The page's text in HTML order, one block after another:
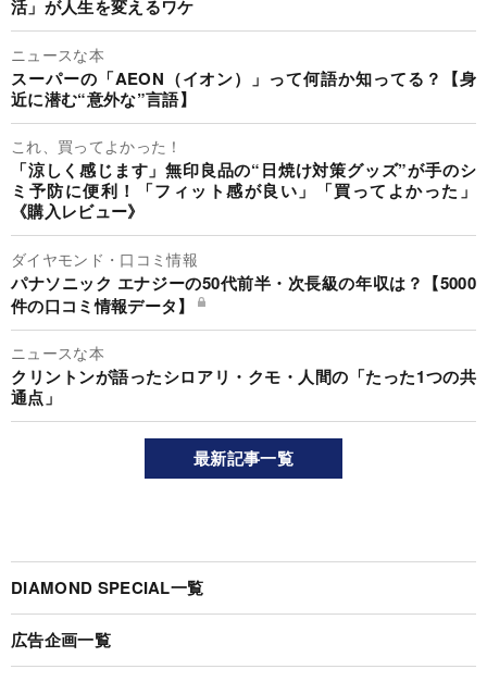
活」が人生を変えるワケ
ニュースな本
スーパーの「AEON（イオン）」って何語か知ってる？【身
近に潜む“意外な”言語】
これ、買ってよかった！
「涼しく感じます」無印良品の“日焼け対策グッズ”が手のシ
ミ予防に便利！「フィット感が良い」「買ってよかった」
《購入レビュー》
ダイヤモンド・口コミ情報
パナソニック エナジーの50代前半・次長級の年収は？【5000
件の口コミ情報データ】
ニュースな本
クリントンが語ったシロアリ・クモ・人間の「たった1つの共
通点」
最新記事一覧
DIAMOND SPECIAL一覧
広告企画一覧